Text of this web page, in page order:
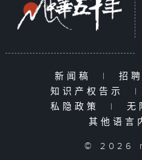
新闻稿 | 招
知识产权告示
|
私隐政策
| 无
其他语言
© 2026